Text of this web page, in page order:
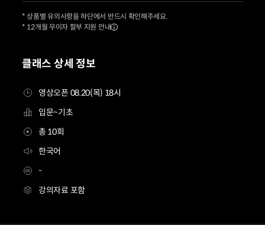
클래스 상세 정보
영상오픈 08.20(목) 18시
입문~기초
총 10회
한국어
-
강의자료 포함
* 상품별 유의사항을 하단에서 반드시 확인해주세요.
* 12개월 무이자 할부 지원 안내